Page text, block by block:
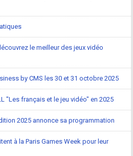
le meilleur des jeux vidéo
by CMS les 30 et 31 octobre 2025
"Les français et le jeu vidéo" en 2025
2025 annonce sa programmation
à la Paris Games Week pour leur